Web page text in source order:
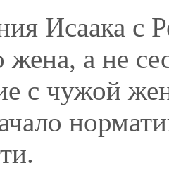
Исаака с
жена, а не
с чужой